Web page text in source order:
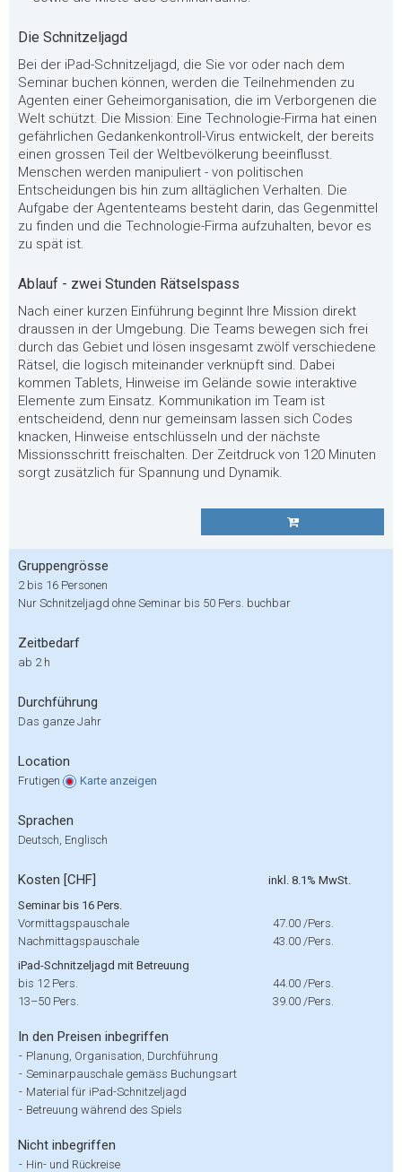
Die Schnitzeljagd
Bei der iPad-Schnitzeljagd, die Sie vor oder nach dem
Seminar buchen können, werden die Teilnehmenden zu
Agenten einer Geheimorganisation, die im Verborgenen die
Welt schützt. Die Mission: Eine Technologie-Firma hat einen
gefährlichen Gedankenkontroll-Virus entwickelt, der bereits
einen grossen Teil der Weltbevölkerung beeinflusst.
Menschen werden manipuliert - von politischen
Entscheidungen bis hin zum alltäglichen Verhalten. Die
Aufgabe der Agententeams besteht darin, das Gegenmittel
zu finden und die Technologie-Firma aufzuhalten, bevor es
zu spät ist.
Ablauf - zwei Stunden Rätselspass
Nach einer kurzen Einführung beginnt Ihre Mission direkt
draussen in der Umgebung. Die Teams bewegen sich frei
durch das Gebiet und lösen insgesamt zwölf verschiedene
Rätsel, die logisch miteinander verknüpft sind. Dabei
kommen Tablets, Hinweise im Gelände sowie interaktive
Elemente zum Einsatz. Kommunikation im Team ist
entscheidend, denn nur gemeinsam lassen sich Codes
knacken, Hinweise entschlüsseln und der nächste
Missionsschritt freischalten. Der Zeitdruck von 120 Minuten
sorgt zusätzlich für Spannung und Dynamik.
Gruppengrösse
2 bis 16 Personen
Nur Schnitzeljagd ohne Seminar bis 50 Pers. buchbar
Zeitbedarf
ab 2 h
Durchführung
Das ganze Jahr
Location
Frutigen Karte anzeigen
Sprachen
Deutsch, Englisch
Kosten [CHF]
inkl. 8.1% MwSt.
Seminar bis 16 Pers.
Vormittagspauschale
47.00 /Pers.
Nachmittagspauschale
43.00 /Pers.
iPad-Schnitzeljagd mit Betreuung
bis 12 Pers.
44.00 /Pers.
13–50 Pers.
39.00 /Pers.
In den Preisen inbegriffen
- Planung, Organisation, Durchführung
- Seminarpauschale gemäss Buchungsart
- Material für iPad-Schnitzeljagd
- Betreuung während des Spiels
Nicht inbegriffen
- Hin- und Rückreise